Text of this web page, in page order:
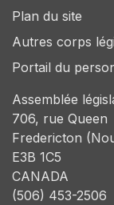
Plan du site
Autres corps
Portail du
Assemblée
706, rue Queen
Fredericton
E3B 1C5
CANADA
(506) 453-2506